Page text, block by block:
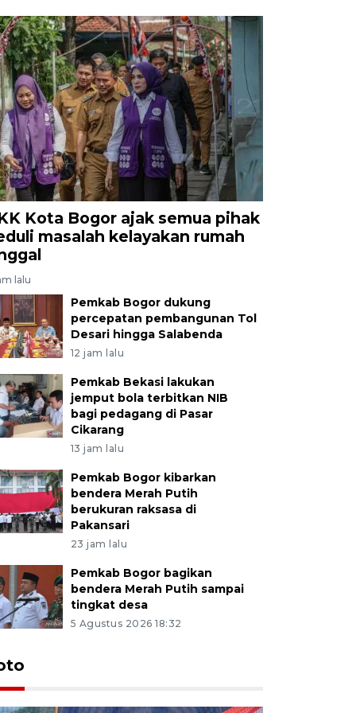
Kota Bogor ajak semua pihak
masalah kelayakan rumah
lalu
Pemkab Bogor dukung
percepatan pembangunan Tol
Desari hingga Salabenda
12 jam lalu
Pemkab Bekasi lakukan
jemput bola terbitkan NIB
bagi pedagang di Pasar
Cikarang
13 jam lalu
Pemkab Bogor kibarkan
bendera Merah Putih
berukuran raksasa di
Pakansari
23 jam lalu
Pemkab Bogor bagikan
bendera Merah Putih sampai
tingkat desa
5 Agustus 2026 18:32